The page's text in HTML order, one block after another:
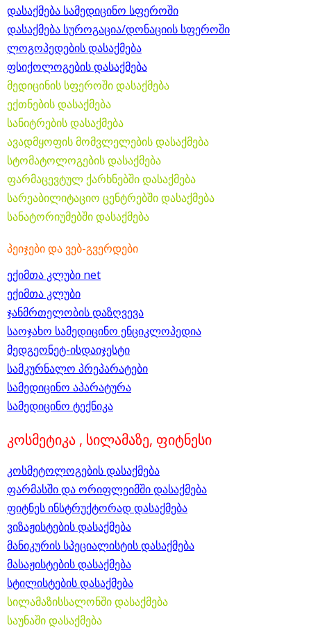
დასაქმება სამედიცინო სფეროში
დასაქმება სუროგაცია/დონაციის სფეროში
ლოგოპედების დასაქმება
ფსიქოლოგების დასაქმება
მედიცინის სფეროში დასაქმება
ექთნების დასაქმება
სანიტრების დასაქმება
ავადმყოფის მომვლელების დასაქმება
სტომატოლოგების დასაქმება
ფარმაცევტულ ქარხნებში დასაქმება
სარეაბილიტაციო ცენტრებში დასაქმება
სანატორიუმებში დასაქმება
პეიჯები და ვებ-გვერდები
ექიმთა კლუბი net
ექიმთა კლუბი
ჯანმრთელობის დაზღვევა
საოჯახო სამედიცინო ენციკლოპედია
მედგეონეტ-ისდაიჯესტი
სამკურნალო პრეპარატები
სამედიცინო აპარატურა
სამედიცინო ტექნიკა
კოსმეტიკა , სილამაზე, ფიტნესი
კოსმეტოლოგების დასაქმება
ფარმასში და ორიფლეიმში დასაქმება
ფიტნეს ინსტრუქტორად დასაქმება
ვიზაჟისტების დასაქმება
მანიკურის სპეციალისტის დასაქმება
მასაჟისტების დასაქმება
სტილისტების დასაქმება
სილამაზისსალონში დასაქმება
საუნაში დასაქმება